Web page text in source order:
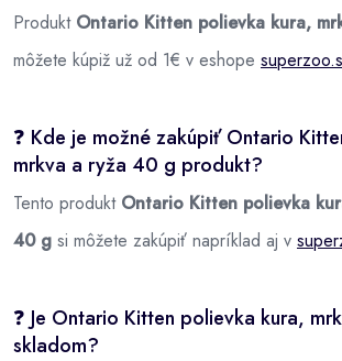
Produkt Ontario Kitten polievka kura,
môžete kúpiž už od 1€ v eshope
❓ Kde je možné zakúpiť Ontario
mrkva a ryža 40 g produkt?
Tento produkt Ontario Kitten polievka
40 g si môžete zakúpiť napríklad aj v
❓ Je Ontario Kitten polievka kura,
skladom?